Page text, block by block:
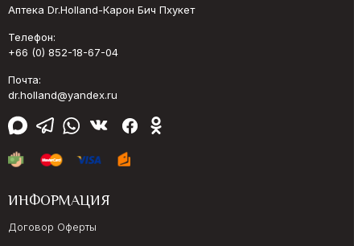
Аптека Dr.Holland-Карон Бич Пхукет
Телефон:
+66 (0) 852-18-67-04
Почта:
dr.holland@yandex.ru
ИНФОРМАЦИЯ
Договор Оферты